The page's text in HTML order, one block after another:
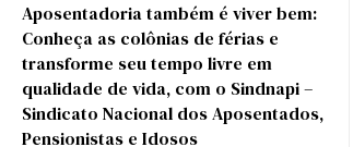
Aposentadoria também é viver bem:
Conheça as colônias de férias e
transforme seu tempo livre em
qualidade de vida, com o Sindnapi –
Sindicato Nacional dos Aposentados,
Pensionistas e Idosos